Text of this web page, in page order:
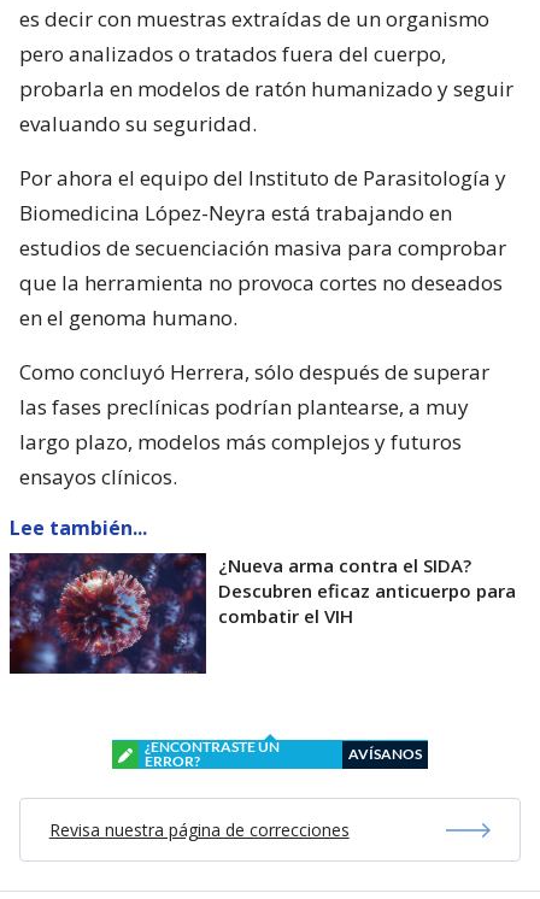
es decir con muestras extraídas de un organismo
pero analizados o tratados fuera del cuerpo,
probarla en modelos de ratón humanizado y seguir
evaluando su seguridad.
Por ahora el equipo del Instituto de Parasitología y
Biomedicina López-Neyra está trabajando en
estudios de secuenciación masiva para comprobar
que la herramienta no provoca cortes no deseados
en el genoma humano.
Como concluyó Herrera, sólo después de superar
las fases preclínicas podrían plantearse, a muy
largo plazo, modelos más complejos y futuros
ensayos clínicos.
Lee también...
¿Nueva arma contra el SIDA?
Descubren eficaz anticuerpo para
combatir el VIH
¿ENCONTRASTE UN
ERROR?
AVÍSANOS
Revisa nuestra página de correcciones